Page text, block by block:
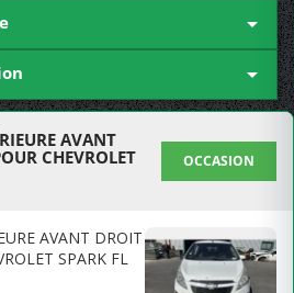


AVANT
CHEVROLET
OCCASION
AVANT DROIT
SPARK FL